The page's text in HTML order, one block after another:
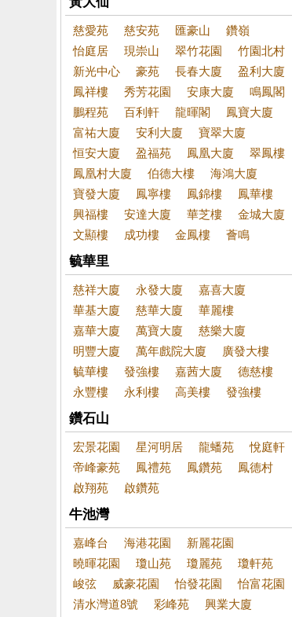
慈愛苑 慈安苑 匯豪山
鑽嶺
怡庭居
現崇山 翠竹花園
竹園北村
新光中心
豪苑 長春大廈
盈利大廈
鳳祥樓
秀芳花園 安康大廈
鳴鳳閣
鵬程苑
百利軒 龍暉閣
鳳寶大廈
富祐大廈
安利大廈
寶翠大廈
恒安大廈
盈福苑 鳳凰大廈
翠鳳樓
鳳凰村大廈
伯德大樓
海鴻大廈
寶發大廈
鳳寧樓 鳳錦樓
鳳華樓
興福樓
安達大廈 華芝樓
金城大廈
文顯樓
成功樓 金鳳樓 薈鳴
毓華里
慈祥大廈 永發大廈
嘉喜大廈
華基大廈
慈華大廈
華麗樓
嘉華大廈
萬寶大廈
慈樂大廈
明豐大廈
萬年戲院大廈
廣發大樓
毓華樓
發強樓 嘉茜大廈
德慈樓
永豐樓
永利樓 高美樓 發強樓
鑽石山
宏景花園 星河明居 龍蟠苑
悅庭軒
帝峰豪苑
鳳禮苑 鳳鑽苑
鳳德村
啟翔苑
啟鑽苑
牛池灣
嘉峰台 海港花園
新麗花園
曉暉花園
瓊山苑 瓊麗苑
瓊軒苑
峻弦
威豪花園 怡發花園
怡富花園
清水灣道8號
彩峰苑
興業大廈